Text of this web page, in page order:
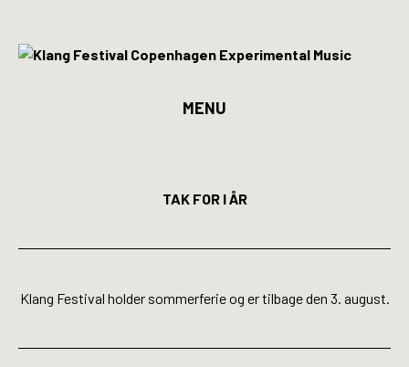
MENU
Billetter
Kunstnere
Spillesteder
INFO
TAK FOR I ÅR
Klang Festival holder sommerferie og er tilbage den 3. august.